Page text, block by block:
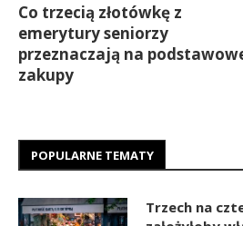
Co trzecią złotówkę z
emerytury seniorzy
przeznaczają na
zakupy
POPULARNE TEMATY
Trzech na